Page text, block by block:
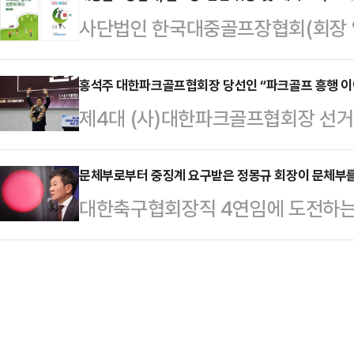
전력이 약해질 것으로 보인다.우선
로 …
것으로 조사되었다. 45개 골프장은
그러나 현재 휴·개장 계획이 미정
폭설과 강추위 등 기상 여건에 따라
밝혀 골프장 이용 시 반드시 휴개장
프장들의 휴·개…
사단법인 한국대중골프장협회(회
사고를 예방하기 위한 ‘골프장 안
와 캐디의 전문성 향상을 위한 교재
를 발간했다고 20일 밝혔다.한국대
영에서 안전은 가장 최우선적으로
에 발간한 교재를 활용하여 골프장
큰 도움이 되길 바란다”고 하였다,
인 캐디의 전문성 …
홍석주 대한파크골프협회장 당선인 “파크골프 흥행
제4대 (사)대한파크골프협회장 선
래를 이끈다.20일 서울특별시 송파
제4대 대한파크골프협회 선거에서
여한 가운데 기호 1번 홍석주 후보
김선종 후보를 21표 차로 이겼으며
문체부로부터 중징계 요구받은 정몽규 회장이 문체
대한축구협회장직 4연임에 도전하
언을 했다.정 회장은 19일 서울 신